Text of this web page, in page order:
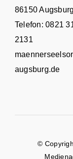
86150 Augsburg
Telefon:0821
2131
augsburg.de
©